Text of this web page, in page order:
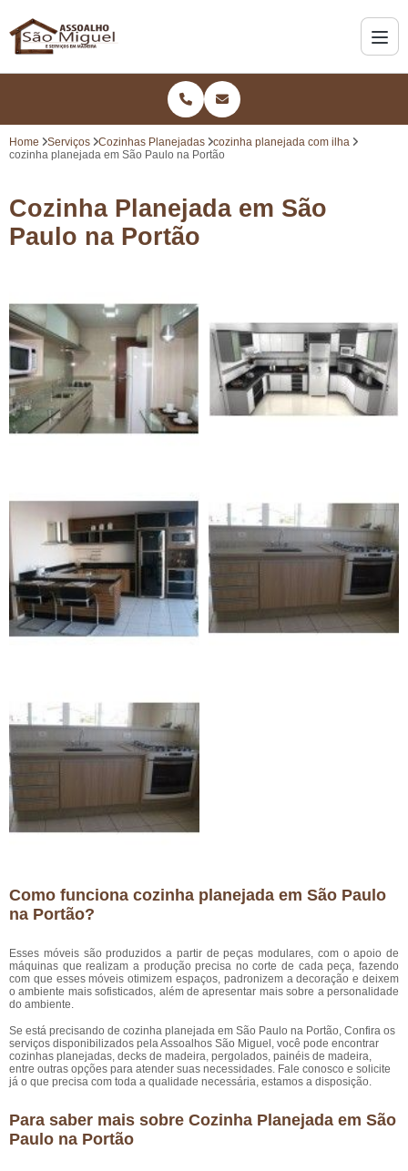
Home Serviços Cozinhas Planejadas
cozinha planejada com ilha
cozinha planejada em São Paulo na Portão
Cozinha Planejada em São
Paulo na Portão
Como funciona cozinha planejada em São Paulo
na Portão?
Esses móveis são produzidos a partir de peças modulares, com o apoio de
máquinas que realizam a produção precisa no corte de cada peça, fazendo
com que esses móveis otimizem espaços, padronizem a decoração e deixem
o ambiente mais sofisticados, além de apresentar mais sobre a personalidade
do ambiente.
Se está precisando de cozinha planejada em São Paulo na Portão, Confira os
serviços disponibilizados pela Assoalhos São Miguel, você pode encontrar
cozinhas planejadas, decks de madeira, pergolados, painéis de madeira,
entre outras opções para atender suas necessidades. Fale conosco e solicite
já o que precisa com toda a qualidade necessária, estamos a disposição.
Para saber mais sobre Cozinha Planejada em São
Paulo na Portão